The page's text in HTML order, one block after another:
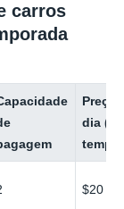
carros
Preço
dia
$20